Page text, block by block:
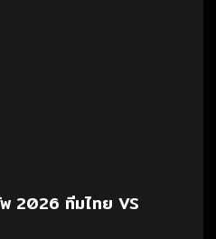
2026 ทีมไทย VS